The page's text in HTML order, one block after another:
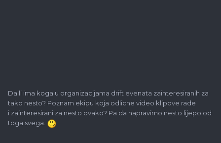
Da li ima koga u organizacijama drift evenata zainteresiranih za
tako nesto? Poznam ekipu koja odlicne video klipove rade
i zainteresirani za nesto ovako? Pa da napravimo nesto lijepo od
toga svega.